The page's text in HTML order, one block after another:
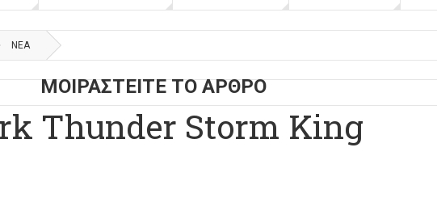
ΝΕΑ
ΜΟΙΡΑΣΤΕΙΤΕ ΤΟ ΑΡΘΡΟ
Thunder Storm King